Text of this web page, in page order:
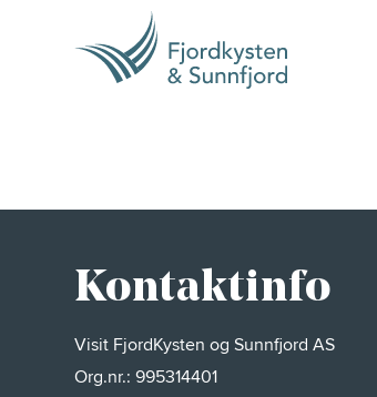
Kontaktinfo
Visit FjordKysten og Sunnfjord AS
Org.nr.: 995314401